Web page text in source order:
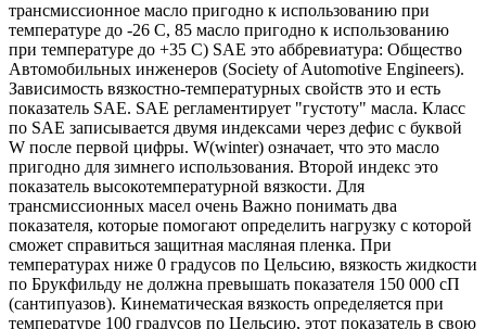
трансмиссионное масло пригодно к использованию при
температуре до -26 С, 85 масло пригодно к использованию
при температуре до +35 С) SAE это аббревиатура: Общество
Автомобильных инженеров (Society of Automotive Engineers).
Зависимость вязкостно-температурных свойств это и есть
показатель SAE. SAE регламентирует "густоту" масла. Класс
по SAE записывается двумя индексами через дефис с буквой
W после первой цифры. W(winter) означает, что это масло
пригодно для зимнего использования. Второй индекс это
показатель высокотемпературной вязкости. Для
трансмиссионных масел очень Важно понимать два
показателя, которые помогают определить нагрузку с которой
сможет справиться защитная масляная пленка. При
температурах ниже 0 градусов по Цельсию, вязкость жидкости
по Брукфильду не должна превышать показателя 150 000 сП
(сантипуазов). Кинематическая вязкость определяется при
температуре 100 градусов по Цельсию, этот показатель в свою